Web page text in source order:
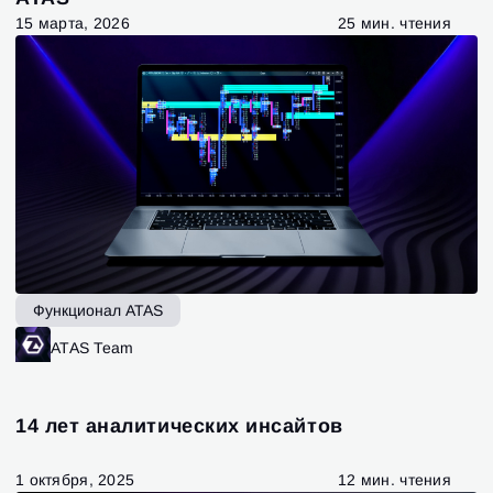
15 марта, 2026 25 мин. чтения
Функционал ATAS
ATAS Team
14 лет аналитических инсайтов
1 октября, 2025 12 мин. чтения
ссылку для создания нового пароля.
Я хочу получать специальные предложения от
Я принимаю:
License agreement.